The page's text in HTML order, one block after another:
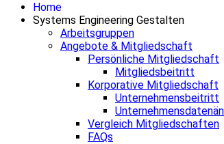
Home
Systems Engineering Gestalten
Arbeitsgruppen
Angebote & Mitgliedschaft
Persönliche Mitgliedschaft
Mitgliedsbeitritt
Korporative Mitgliedschaft
Unternehmensbeitritt
Vergleich Mitgliedschaften
FAQs